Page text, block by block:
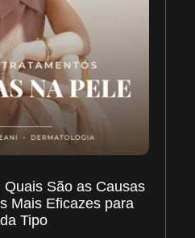
São as Causas
Mais Eficazes para
Tipo